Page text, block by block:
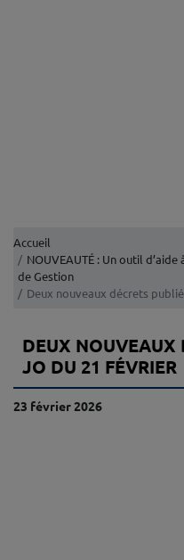
Accueil
NOUVEAUTÉ : Un outil
de Gestion
Deux nouveaux décrets
DEUX NOUVEAUX
JO DU 21 FÉVRIER
23 février 2026